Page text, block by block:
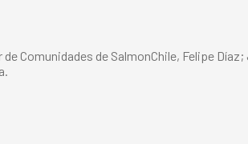
Comunidades de SalmonChile, Felipe